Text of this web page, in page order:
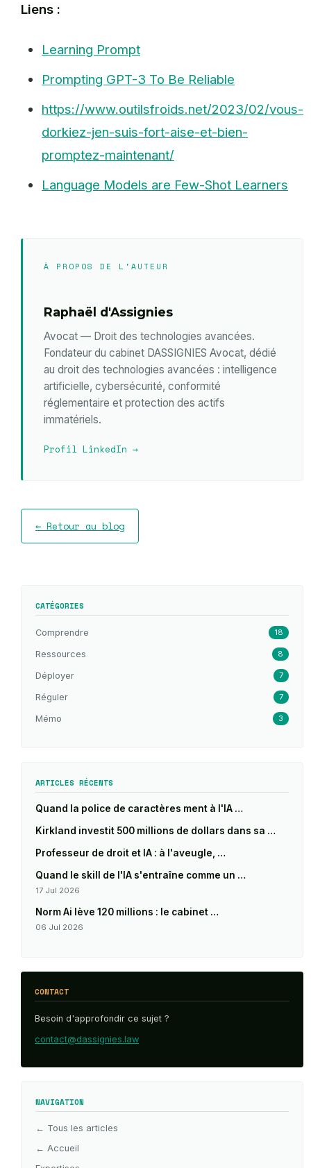
Liens :
Learning Prompt
Prompting GPT-3 To Be Reliable
https://www.outilsfroids.net/2023/02/vous-
dorkiez-jen-suis-fort-aise-et-bien-
promptez-maintenant/
Language Models are Few-Shot Learners
À PROPOS DE L'AUTEUR
Raphaël d'Assignies
Avocat — Droit des technologies avancées.
Fondateur du cabinet DASSIGNIES Avocat, dédié
au droit des technologies avancées : intelligence
artificielle, cybersécurité, conformité
réglementaire et protection des actifs
immatériels.
Profil LinkedIn →
← Retour au blog
CATÉGORIES
Comprendre 18
Ressources 8
Déployer 7
Réguler 7
Mémo 3
ARTICLES RÉCENTS
Quand la police de caractères ment à l'IA …
Kirkland investit 500 millions de dollars dans sa …
Professeur de droit et IA : à l'aveugle, …
Quand le skill de l'IA s'entraîne comme un …
17 Jul 2026
Norm Ai lève 120 millions : le cabinet …
06 Jul 2026
CONTACT
Besoin d'approfondir ce sujet ?
contact@dassignies.law
NAVIGATION
← Tous les articles
← Accueil